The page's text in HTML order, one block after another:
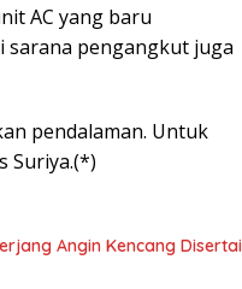
AC yang baru
sarana pengangkut juga
pendalaman. Untuk
Suriya.(*)
Angin Kencang Disertai